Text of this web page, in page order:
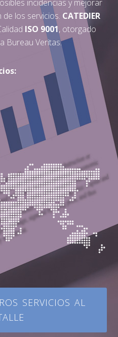
de ser:
atención y la
incidencias y mejorar
los servicios. CATEDIER
ISO 9001, otorgado
Bureau Veritas.
SERVICIOS AL